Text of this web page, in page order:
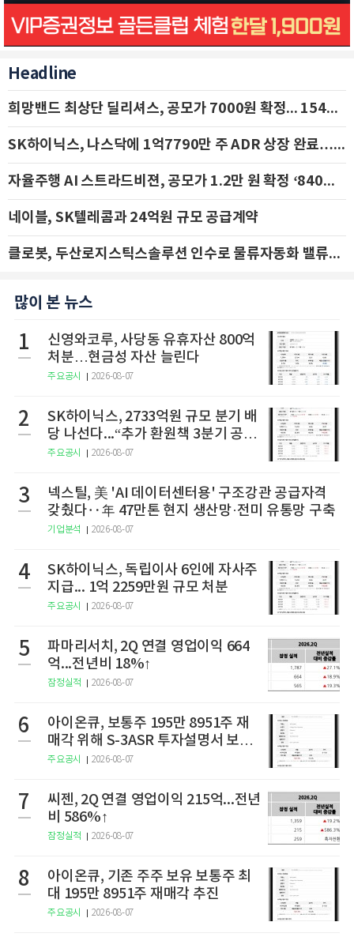
Headline
희망밴드 최상단 딜리셔스, 공모가 7000원 확정... 154억 규모 IPO 돌입
SK하이닉스, 나스닥에 1억7790만 주 ADR 상장 완료…29일 국내 추가 상장
자율주행 AI 스트라드비젼, 공모가 1.2만 원 확정 ‘840억 수혈’
네이블, SK텔레콤과 24억원 규모 공급계약
클로봇, 두산로지스틱스솔루션 인수로 물류자동화 밸류체인 확장 추진 - IBK투자증권
많이 본 뉴스
1
신영와코루, 사당동 유휴자산 800억
처분…현금성 자산 늘린다
주요공시 2026-08-07
2
SK하이닉스, 2733억원 규모 분기 배
당 나선다...“추가 환원책 3분기 공
개”
주요공시 2026-08-07
3
넥스틸, 美 'AI 데이터센터용' 구조강관 공급자격
갖췄다‥年 47만톤 현지 생산망·전미 유통망 구축
기업분석 2026-08-07
4
SK하이닉스, 독립이사 6인에 자사주
지급... 1억 2259만원 규모 처분
주요공시 2026-08-07
5
파마리서치, 2Q 연결 영업이익 664
억...전년비 18%↑
잠정실적 2026-08-07
6
아이온큐, 보통주 195만 8951주 재
매각 위해 S-3ASR 투자설명서 보충
서 제출
주요공시 2026-08-07
7
씨젠, 2Q 연결 영업이익 215억...전년
비 586%↑
잠정실적 2026-08-07
8
아이온큐, 기존 주주 보유 보통주 최
대 195만 8951주 재매각 추진
주요공시 2026-08-07